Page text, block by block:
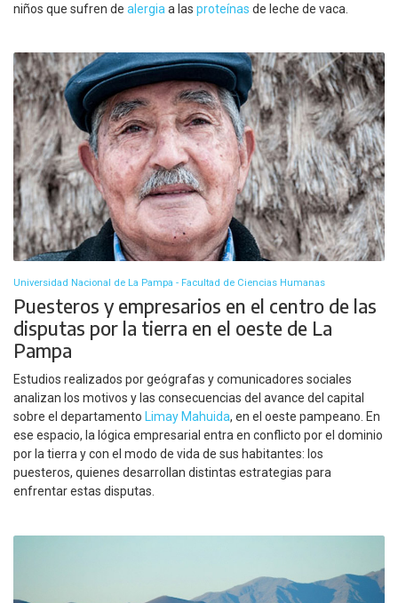
niños que sufren de alergia a las proteínas de leche de vaca.
Universidad Nacional de La Pampa - Facultad de Ciencias Humanas
Puesteros y empresarios en el centro de las
disputas por la tierra en el oeste de La
Pampa
Estudios realizados por geógrafas y comunicadores sociales
analizan los motivos y las consecuencias del avance del capital
sobre el departamento
Limay Mahuida, en el oeste pampeano. En
ese espacio, la lógica empresarial entra en conflicto por el dominio
por la tierra y con el modo de vida de sus habitantes: los
puesteros, quienes desarrollan distintas estrategias para
enfrentar estas disputas.